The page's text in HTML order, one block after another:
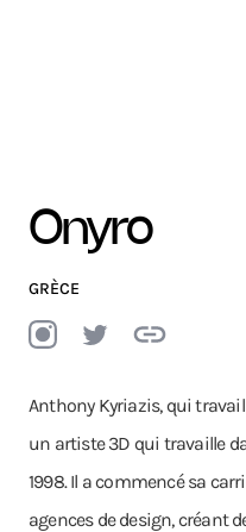
Onyro
GRÈCE
Anthony Kyriazis, qui
un artiste 3D qui travaille
1998. Il a commencé sa
agences de design, créant